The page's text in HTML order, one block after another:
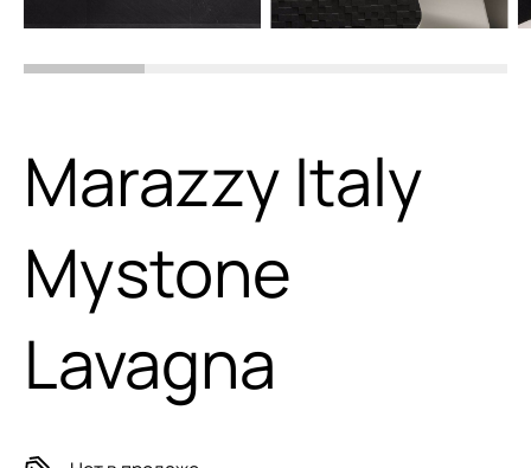
Marazzy Italy
Mystone
Lavagna